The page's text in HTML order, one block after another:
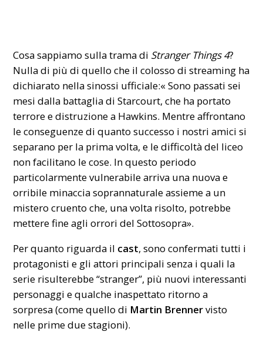
Cosa sappiamo sulla trama di Stranger Things 4?
Nulla di più di quello che il colosso di streaming ha
dichiarato nella sinossi ufficiale:« Sono passati sei
mesi dalla battaglia di Starcourt, che ha portato
terrore e distruzione a Hawkins. Mentre affrontano
le conseguenze di quanto successo i nostri amici si
separano per la prima volta, e le difficoltà del liceo
non facilitano le cose. In questo periodo
particolarmente vulnerabile arriva una nuova e
orribile minaccia soprannaturale assieme a un
mistero cruento che, una volta risolto, potrebbe
mettere fine agli orrori del Sottosopra».
Per quanto riguarda il cast, sono confermati tutti i
protagonisti e gli attori principali senza i quali la
serie risulterebbe “stranger”, più nuovi interessanti
personaggi e qualche inaspettato ritorno a
sorpresa (come quello di Martin Brennervisto
nelle prime due stagioni).